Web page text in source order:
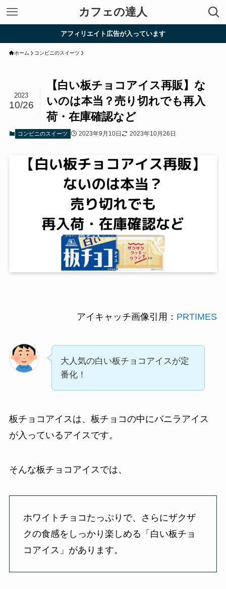
カフェの達人
アフィリエイト広告が入っています
ホーム コンビニのスイーツ
【白い板チョコアイス再販】な
いのは本当？売り切れでも再入
荷・在庫確認など
2023
10/26
コンビニのスイーツ 2023年9月10日 2023年10月26日
アイキャッチ画像引用： PRTIMES
大人気の白い板チョコアイスが定
番化！
板チョコアイスは、板チョコの中にバニラアイス
が入っているアイスです。
そんな板チョコアイスでは、
ホワイトチョコたっぷりで、さらにザクザ
クの食感をしっかり楽しめる「白い板チョ
コアイス」があります。